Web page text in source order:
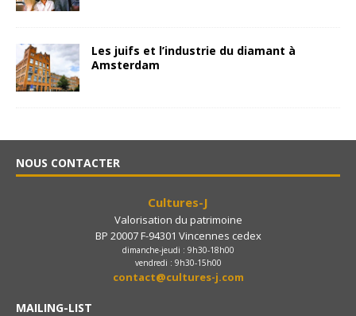
Les juifs et l’industrie du diamant à
Amsterdam
NOUS CONTACTER
Cultures-J
Valorisation du patrimoine
BP 20007 F-94301 Vincennes cedex
dimanche-jeudi : 9h30-18h00
vendredi : 9h30-15h00
contact@cultures-j.com
MAILING-LIST